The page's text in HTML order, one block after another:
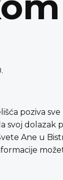
poziva
svoj dolazak
Ane u